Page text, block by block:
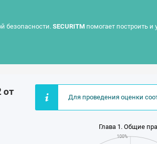
безопасности. SECURITMпомогает построить
от
Для проведения оценки
100%
Глава 1. Общие